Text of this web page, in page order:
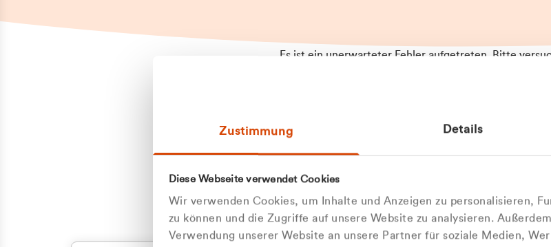
Zustimmung Details
Diese Webseite verwendet Cookies
Wir verwenden Cookies, um Inhalte und Anzeigen zu personalisieren,
zu können und die Zugriffe auf unsere Website zu analysieren.
Verwendung unserer Website an unsere Partner für soziale Medien,
Zu welcher
Kundengruppe
Es ist ein unerwarteter Fehler aufgetreten. Bitte
aufgetretenen Fehler an. Wir entschuldigen uns für
Unannehmlichkeiten.
Zum Abfallberater
Oder kontaktieren Sie
Wir sind gerne für Sie da